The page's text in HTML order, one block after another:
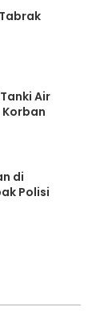
Air
di
Polisi